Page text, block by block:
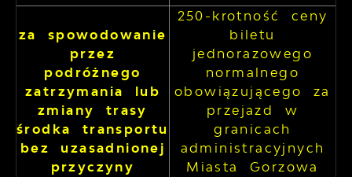
za spowodowanie
przez
podróżnego
zatrzymania lub
zmiany trasy
środka transportu
bez uzasadnionej
przyczyny
250-krotność ceny
biletu
jednorazowego
normalnego
obowiązującego za
przejazd w
granicach
administracyjnych
Miasta Gorzowa